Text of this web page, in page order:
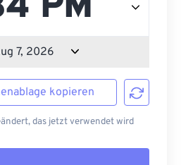
kopieren
das jetzt verwendet wird